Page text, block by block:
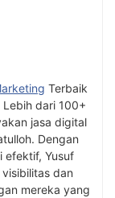
Terbaik
dari 100+
jasa digital
Dengan
efektif, Yusuf
dan
mereka yang